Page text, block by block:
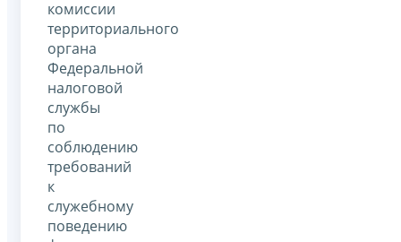
комиссии
территориального
органа
Федеральной
налоговой
службы
по
соблюдению
требований
к
служебному
поведению